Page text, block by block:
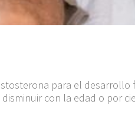
para el desarrollo
con la edad o por